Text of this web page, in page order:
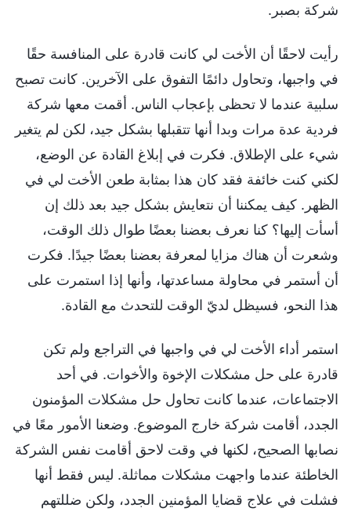
شركة بصبر.
رأيت لاحقًا أن الأخت لي كانت قادرة على المنافسة حقًا
في واجبها، وتحاول دائمًا التفوق على الآخرين. كانت تصبح
سلبية عندما لا تحظى بإعجاب الناس. أقمت معها شركة
فردية عدة مرات وبدا أنها تتقبلها بشكل جيد، لكن لم يتغير
شيء على الإطلاق. فكرت في إبلاغ القادة عن الوضع،
لكني كنت خائفة فقد كان هذا بمثابة طعن الأخت لي في
الظهر. كيف يمكننا أن نتعايش بشكل جيد بعد ذلك إن
أسأت إليها؟ كنا نعرف بعضنا بعضًا طوال ذلك الوقت،
وشعرت أن هناك مزايا لمعرفة بعضنا بعضًا جيدًا. فكرت
أن أستمر في محاولة مساعدتها، وأنها إذا استمرت على
هذا النحو، فسيظل لديّ الوقت للتحدث مع القادة.
استمر أداء الأخت لي في واجبها في التراجع ولم تكن
قادرة على حل مشكلات الإخوة والأخوات. في أحد
الاجتماعات، عندما كانت تحاول حل مشكلات المؤمنون
الجدد، أقامت شركة خارج الموضوع. وضعنا الأمور معًا في
نصابها الصحيح، لكنها في وقت لاحق أقامت نفس الشركة
الخاطئة عندما واجهت مشكلات مماثلة. ليس فقط أنها
فشلت في علاج قضايا المؤمنين الجدد، ولكن ضللتهم